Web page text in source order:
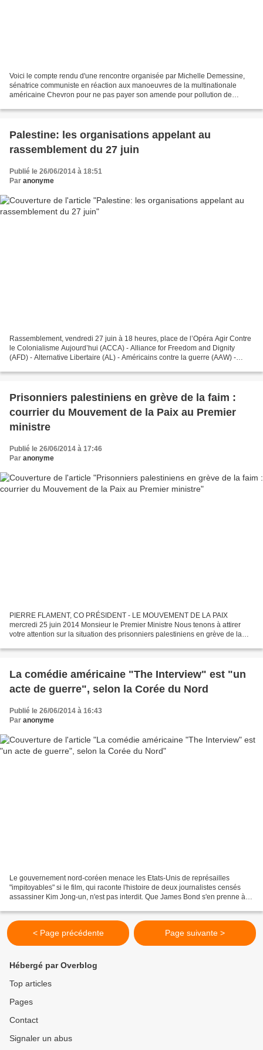
Voici le compte rendu d'une rencontre organisée par Michelle Demessine,
sénatrice communiste en réaction aux manoeuvres de la multinationale
américaine Chevron pour ne pas payer son amende pour pollution de
Palestine: les organisations appelant au
rassemblement du 27 juin
Publié le 26/06/2014 à 18:51
Par anonyme
Rassemblement, vendredi 27 juin à 18 heures, place de l’Opéra Agir Contre
le Colonialisme Aujourd’hui (ACCA) - Alliance for Freedom and Dignity
(AFD) - Alternative Libertaire (AL) - Américains contre la guerre (AAW) -
Prisonniers palestiniens en grève de la faim :
courrier du Mouvement de la Paix au Premier
ministre
Publié le 26/06/2014 à 17:46
Par anonyme
PIERRE FLAMENT, CO PRÉSIDENT - LE MOUVEMENT DE LA PAIX
mercredi 25 juin 2014 Monsieur le Premier Ministre Nous tenons à attirer
votre attention sur la situation des prisonniers palestiniens en grève de la
La comédie américaine "The Interview" est "un
acte de guerre", selon la Corée du Nord
Publié le 26/06/2014 à 16:43
Par anonyme
Le gouvernement nord-coréen menace les Etats-Unis de représailles
"impitoyables" si le film, qui raconte l'histoire de deux journalistes censés
assassiner Kim Jong-un, n'est pas interdit. Que James Bond s'en prenne à la
< Page précédente Page suivante >
Hébergé par Overblog
Top articles
Pages
Contact
Signaler un abus